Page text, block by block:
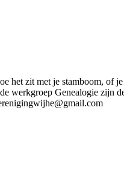
zit met je stamboom, of
Genealogie zijn